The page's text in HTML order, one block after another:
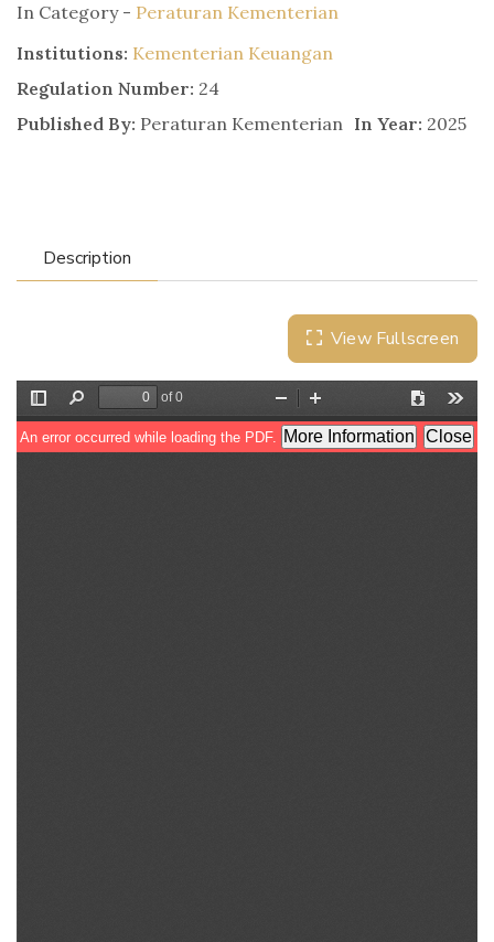
In Category - Peraturan Kementerian
Institutions: Kementerian Keuangan
Regulation Number: 24
Published By: Peraturan Kementerian In Year: 2025
Description
View Fullscreen